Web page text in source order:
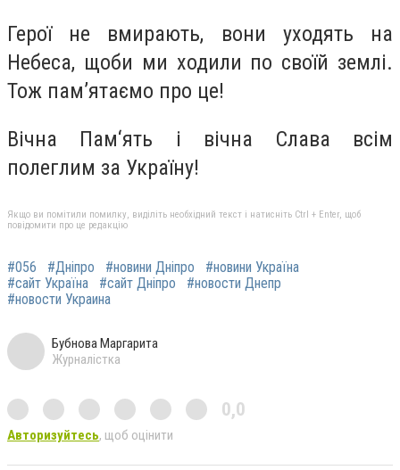
Герої не вмирають, вони уходять на
Небеса, щоби ми ходили по своїй землі.
Тож пам’ятаємо про це!
Вічна Пам‘ять і вічна Слава всім
полеглим за Україну!
Якщо ви помітили помилку, виділіть необхідний текст і натисніть Ctrl + Enter, щоб
повідомити про це редакцію
#056 #Дніпро #новини Дніпро
#новини Україна
#сайт Україна
#сайт Дніпро
#новости Днепр
#новости Украина
Бубнова Маргарита
Журналістка
0,0
Авторизуйтесь, щоб оцінити